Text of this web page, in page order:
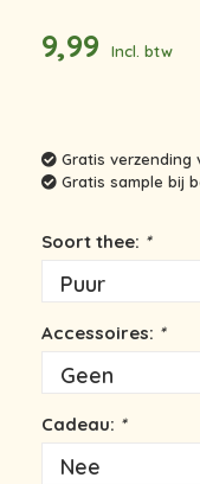
9,99
Incl. btw
Gratis verzending
Gratis sample bij
Soort thee: *
Accessoires: *
Cadeau: *